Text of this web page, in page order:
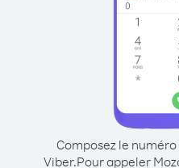
Composez le
Viber.Pour appeler